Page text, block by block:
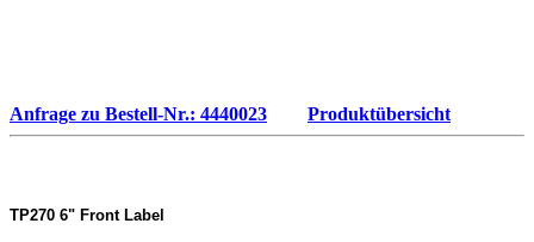
Anfrage zu Bestell-Nr.: 4440023 Produktübersicht
TP270 6" Front Label